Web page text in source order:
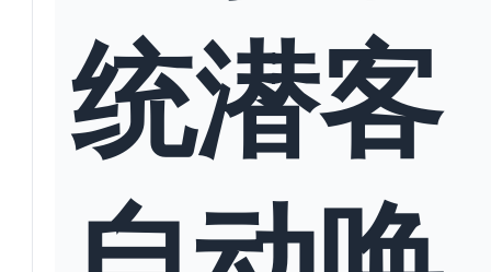
统潜客